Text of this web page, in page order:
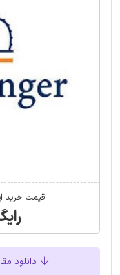
قیمت خرید
دانلود